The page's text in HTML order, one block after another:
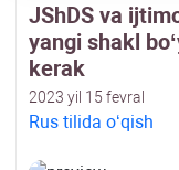
JShDS va
yangi shakl
kerak
2023 yil 15 fevral
Rus tilida oʻqish